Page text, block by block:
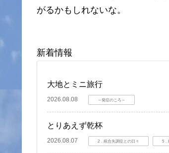
がるかもしれないな。
新着情報
大地とミニ旅行
2026.08.08 ～発症のころ～
とりあえず乾杯
2026.08.07 2．統合失調症との日々 5．